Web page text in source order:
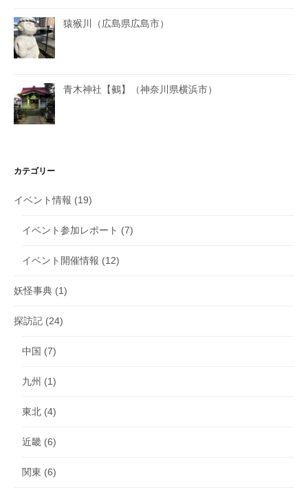
猿猴川（広島県広島市）
青木神社【鵺】（神奈川県横浜市）
カテゴリー
イベント情報 (19)
イベント参加レポート (7)
イベント開催情報 (12)
妖怪事典 (1)
探訪記 (24)
中国 (7)
九州 (1)
東北 (4)
近畿 (6)
関東 (6)